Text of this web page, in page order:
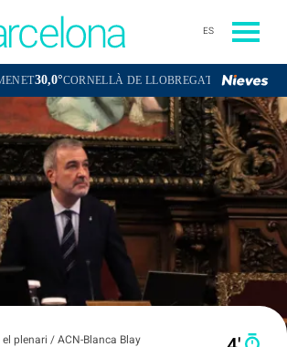
ES
CORNELLÀ DE LLOBREGAT30,0°SANT BOI DE
plenari / ACN-Blanca Blay